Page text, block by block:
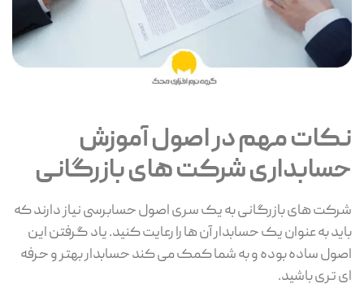
نکات مهم در اصول آموزش
حسابداری شرکت های بازرگانی
شرکت های بازرگانی به یک سری اصول حسابرسی نیاز دارند که
باید به عنوان یک حسابدار آن ها را رعایت کنید. یاد گرفتن این
اصول ساده بوده و به شما کمک می کند حسابدار بهتر و حرفه
ای تری باشید.